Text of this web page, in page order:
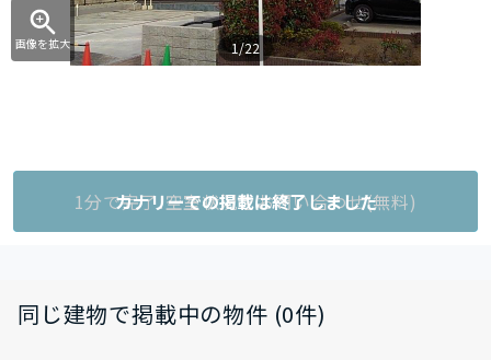
画像を拡大 1/22
1分で完了!空室状況をお問い合わせ(無料)
カナリーでの掲載は終了しました
同じ建物で掲載中の物件 (0件)